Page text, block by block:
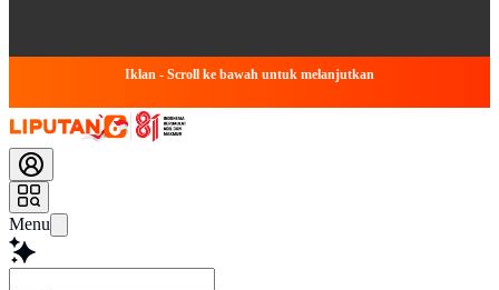
Iklan - Scroll ke bawah untuk melanjutkan
Menu